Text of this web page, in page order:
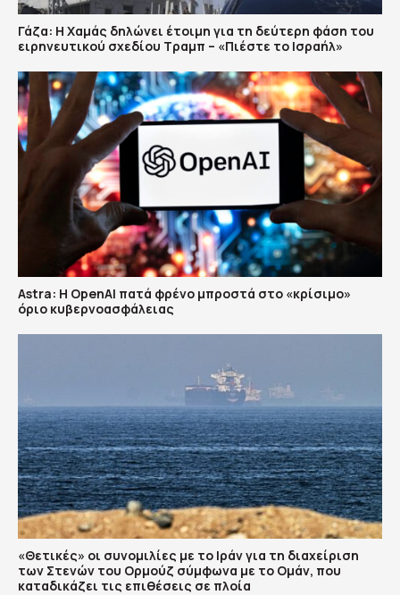
Γάζα: Η Χαμάς δηλώνει έτοιμη για τη δεύτερη φάση του
ειρηνευτικού σχεδίου Τραμπ – «Πιέστε το Ισραήλ»
Astra: Η OpenAI πατά φρένο μπροστά στο «κρίσιμο»
όριο κυβερνοασφάλειας
«Θετικές» οι συνομιλίες με το Ιράν για τη διαχείριση
των Στενών του Ορμούζ σύμφωνα με το Ομάν, που
καταδικάζει τις επιθέσεις σε πλοία